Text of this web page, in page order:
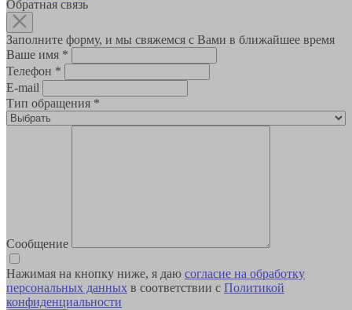
Обратная связь
Заполните форму, и мы свяжемся с Вами в ближайшее время
Ваше имя *
Телефон *
E-mail
Тип обращения *
Сообщение
Нажимая на кнопку ниже, я даю согласие на обработку
персональных данных в соответствии с Политикой
конфиденциальности